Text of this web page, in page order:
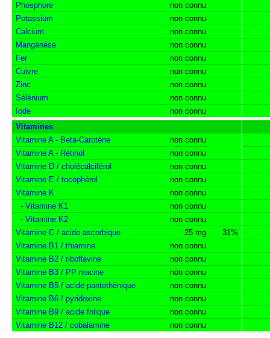
Phosphore
non connu
Potassium
non connu
Calcium
non connu
Manganèse
non connu
Fer
non connu
Cuivre
non connu
Zinc
non connu
Sélénium
non connu
Iode
non connu
Vitamines
Vitamine A - Beta-Carotène
non connu
Vitamine A - Rétinol
non connu
Vitamine D / cholécalciférol
non connu
Vitamine E / tocophérol
non connu
Vitamine K
non connu
- Vitamine K1
non connu
- Vitamine K2
non connu
Vitamine C / acide ascorbique
25 mg
31%
Vitamine B1 / thiamine
non connu
Vitamine B2 / riboflavine
non connu
Vitamine B3 / PP niacine
non connu
Vitamine B5 / acide pantothénique
non connu
Vitamine B6 / pyridoxine
non connu
Vitamine B9 / acide folique
non connu
Vitamine B12 / cobalamine
non connu